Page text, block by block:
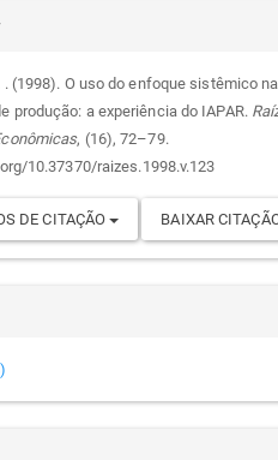
. (1998). O uso do enfoque sistêmico
produção: a experiência do IAPAR.
, (16), 72–79.
10.37370/raizes.1998.v.123
DE CITAÇÃO BAIXAR